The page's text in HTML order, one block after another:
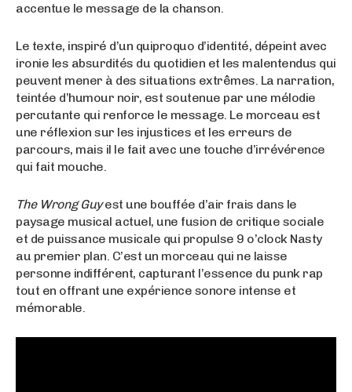
accentue le message de la chanson.
Le texte, inspiré d’un quiproquo d’identité, dépeint avec
ironie les absurdités du quotidien et les malentendus qui
peuvent mener à des situations extrêmes. La narration,
teintée d’humour noir, est soutenue par une mélodie
percutante qui renforce le message. Le morceau est
une réflexion sur les injustices et les erreurs de
parcours, mais il le fait avec une touche d’irrévérence
qui fait mouche.
The Wrong Guyest une bouffée d’air frais dans le
paysage musical actuel, une fusion de critique sociale
et de puissance musicale qui propulse 9 o’clock Nasty
au premier plan. C’est un morceau qui ne laisse
personne indifférent, capturant l’essence du punk rap
tout en offrant une expérience sonore intense et
mémorable.